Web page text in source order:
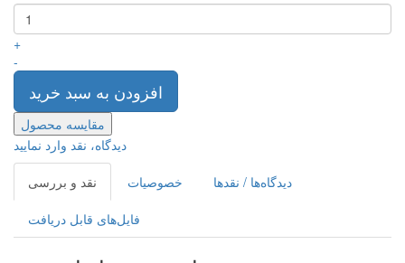
+
-
افزودن به سبد خرید
مقایسه محصول
دیدگاه، نقد وارد نمایید
نقد و بررسی خصوصیات دیدگاه‌ها / نقدها
فایل‌های قابل دریافت